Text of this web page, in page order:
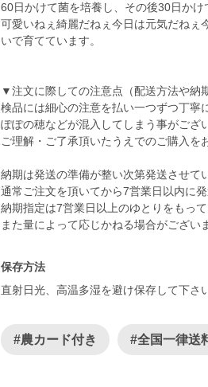
60日かけて菌を培養し、その後30日かけ
可愛いねぇ綺麗だねぇ今日は元気だねぇ
いで育てています。
▼注文に際しての注意点（配送方法や納
検品には細心の注意を払い一つずつ丁寧
ぽぽの穂などが混入してしまう事がござ
ご理解・ご了承頂いたうえでのご購入を
納期は発送の準備が整い次第発送させて
通常ご注文を頂いてから7営業日以内に発
納期指定は7営業日以上のゆとりをもって
保存方法
直射日光、高温多湿を避け保存して下さい
#農カード付き #全国一律送